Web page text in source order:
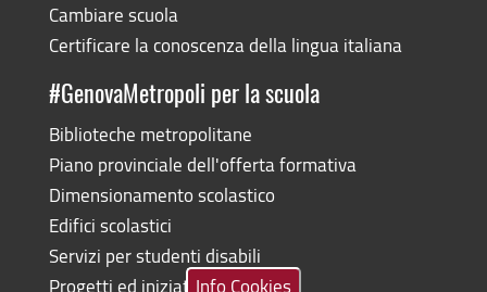
Cambiare scuola
Certificare la conoscenza della lingua italiana
#GenovaMetropoli per la scuola
Biblioteche metropolitane
Piano provinciale dell'offerta formativa
Dimensionamento scolastico
Edifici scolastici
Servizi per studenti disabili
Progetti ed iniziativeInfo Cookies